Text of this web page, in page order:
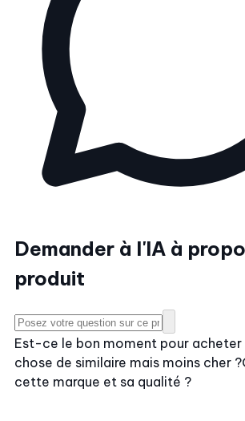
Demander à l'IA à
produit
Est-ce le bon moment pour acheter
chose de similaire mais moins cher ?
cette marque et sa qualité ?